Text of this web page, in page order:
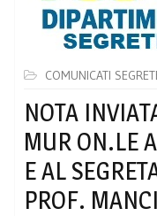
COMUNICATI
NOTA
MUR ON.LE
E AL
PROF.